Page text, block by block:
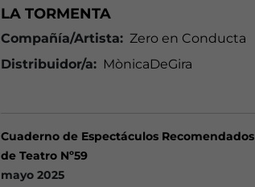
LA TORMENTA
Compañía/Artista: Zero en Conducta
Distribuidor/a: MònicaDeGira
Cuaderno de Espectáculos Recomendados
de Teatro Nº59
mayo 2025